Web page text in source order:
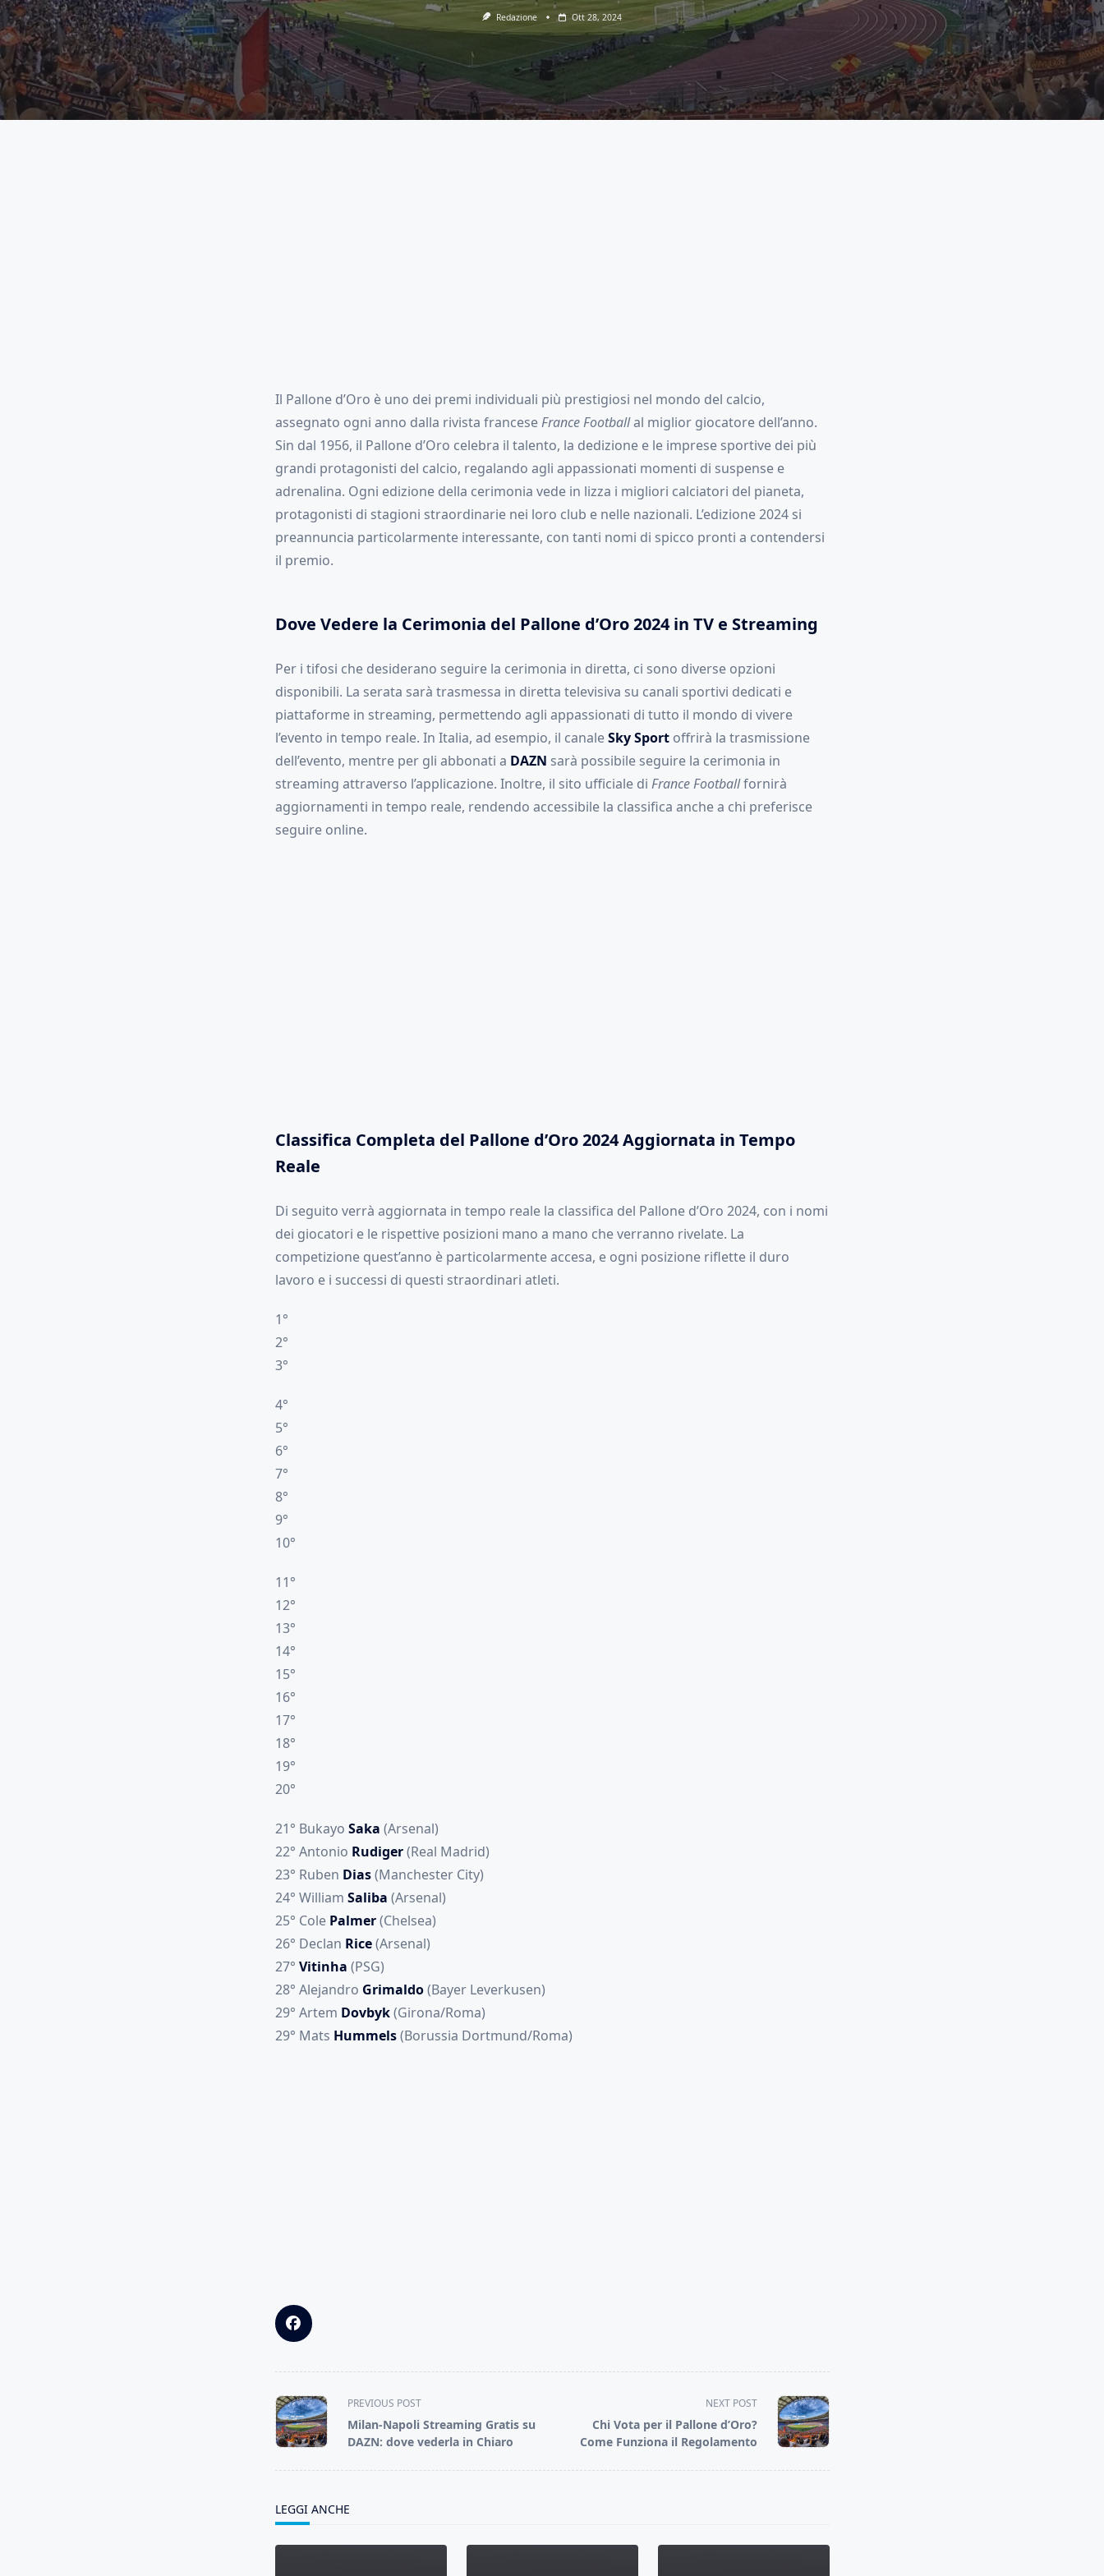
Redazione Ott 28, 2024
Il Pallone d’Oro è uno dei premi individuali più prestigiosi nel mondo del calcio,
assegnato ogni anno dalla rivista franceseFrance Footballal miglior giocatore dell’anno.
Sin dal 1956, il Pallone d’Oro celebra il talento, la dedizione e le imprese sportive dei più
grandi protagonisti del calcio, regalando agli appassionati momenti di suspense e
adrenalina. Ogni edizione della cerimonia vede in lizza i migliori calciatori del pianeta,
protagonisti di stagioni straordinarie nei loro club e nelle nazionali. L’edizione 2024 si
preannuncia particolarmente interessante, con tanti nomi di spicco pronti a contendersi
il premio.
Dove Vedere la Cerimonia del Pallone d’Oro 2024 in TV e Streaming
Per i tifosi che desiderano seguire la cerimonia in diretta, ci sono diverse opzioni
disponibili. La serata sarà trasmessa in diretta televisiva su canali sportivi dedicati e
piattaforme in streaming, permettendo agli appassionati di tutto il mondo di vivere
l’evento in tempo reale. In Italia, ad esempio, il canaleSky Sportoffrirà la trasmissione
dell’evento, mentre per gli abbonati a DAZN sarà possibile seguire la cerimonia in
streaming attraverso l’applicazione. Inoltre, il sito ufficiale di France Footballfornirà
aggiornamenti in tempo reale, rendendo accessibile la classifica anche a chi preferisce
seguire online.
Classifica Completa del Pallone d’Oro 2024 Aggiornata in Tempo
Reale
Di seguito verrà aggiornata in tempo reale la classifica del Pallone d’Oro 2024, con i nomi
dei giocatori e le rispettive posizioni mano a mano che verranno rivelate. La
competizione quest’anno è particolarmente accesa, e ogni posizione riflette il duro
lavoro e i successi di questi straordinari atleti.
1°
2°
3°
4°
5°
6°
7°
8°
9°
10°
11°
12°
13°
14°
15°
16°
17°
18°
19°
20°
21° Bukayo Saka (Arsenal)
22° Antonio Rudiger(Real Madrid)
23° Ruben Dias(Manchester City)
24° William Saliba (Arsenal)
25° Cole Palmer(Chelsea)
26° Declan Rice(Arsenal)
27° Vitinha (PSG)
28° Alejandro Grimaldo(Bayer Leverkusen)
29° Artem Dovbyk(Girona/Roma)
29° Mats Hummels(Borussia Dortmund/Roma)
<span
class="nav-
subtitle
PREVIOUS POST
Milan-Napoli Streaming Gratis su
DAZN: dove vederla in Chiaro
NEXT POST
Chi Vota per il Pallone d’Oro?
Come Funziona il Regolamento
LEGGI ANCHE